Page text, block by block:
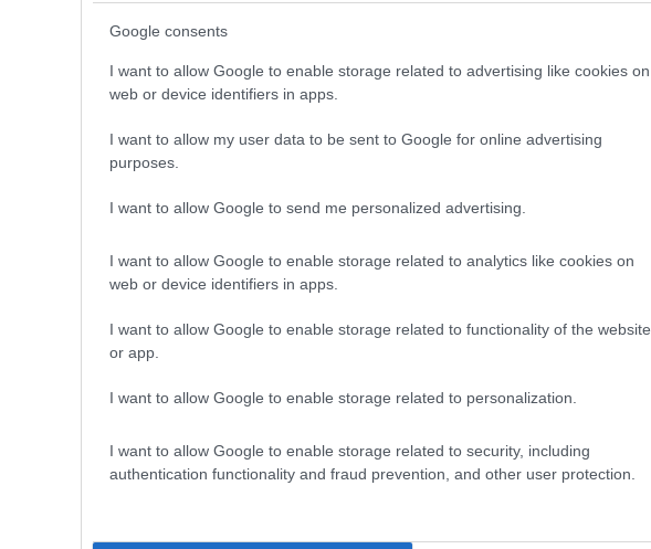
Google consents
I want to allow Google to enable storage related to advertising like cookies on
web or device identifiers in apps.
I want to allow my user data to be sent to Google for online advertising
purposes.
I want to allow Google to send me personalized advertising.
I want to allow Google to enable storage related to analytics like cookies on
web or device identifiers in apps.
I want to allow Google to enable storage related to functionality of the website
or app.
I want to allow Google to enable storage related to personalization.
I want to allow Google to enable storage related to security, including
authentication functionality and fraud prevention, and other user protection.
a mosással és ruhatisztítással foglalkozó közösséget jelenti.
mindennapi működéséhez: kórházak, éttermek, iskolák és szállodák mind
A mesterség apáról fiúra száll, s bár a modern mosodák és ipari
Ghatban dolgozók számára ez a hivatás identitás és megélhetés egyben.
tér is. A családok itt élnek, itt étkeznek, a gyerekek az iskola után a száradó